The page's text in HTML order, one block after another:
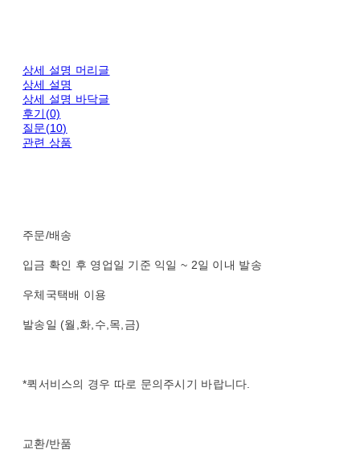
상세 설명 머리글
상세 설명
상세 설명 바닥글
후기(0)
질문(10)
관련 상품
주문/배송
입금 확인 후 영업일 기준 익일 ~ 2일 이내 발송
우체국택배 이용
발송일 (월,화,수,목,금)
*퀵서비스의 경우 따로 문의주시기 바랍니다.
교환/반품